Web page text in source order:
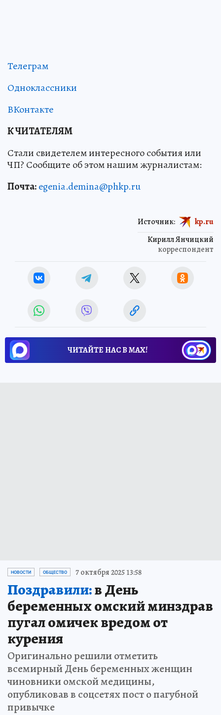
Телеграм
Одноклассники
ВКонтакте
К ЧИТАТЕЛЯМ
Стали свидетелем интересного события или
ЧП? Сообщите об этом нашим журналистам:
Почта:egenia.demina@phkp.ru
Кирилл Янчицкий
корреспондент
Источник: kp.ru
ЧИТАЙТЕ НАС В МАХ!
НОВОСТИ ОБЩЕСТВО 7 октября 2025 13:58
Поздравили:в День
беременных омский минздрав
пугал омичек вредом от
курения
Оригинально решили отметить
всемирный День беременных женщин
чиновники омской медицины,
опубликовав в соцсетях пост о пагубной
привычке